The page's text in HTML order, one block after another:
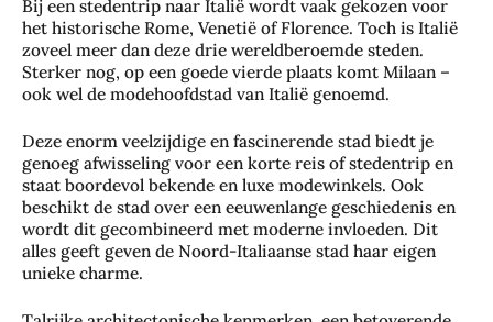
Bij een stedentrip naar Italië wordt vaak gekozen voor
het historische Rome, Venetië of Florence. Toch is Italië
zoveel meer dan deze drie wereldberoemde steden.
Sterker nog, op een goede vierde plaats komt Milaan –
ook wel de modehoofdstad van Italië genoemd.
Deze enorm veelzijdige en fascinerende stad biedt je
genoeg afwisseling voor een korte reis of stedentrip en
staat boordevol bekende en luxe modewinkels. Ook
beschikt de stad over een eeuwenlange geschiedenis en
wordt dit gecombineerd met moderne invloeden. Dit
alles geeft geven de Noord-Italiaanse stad haar eigen
unieke charme.